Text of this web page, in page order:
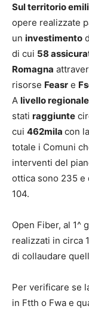
Sul territorio
opere realizzate
un investimento
di cui 58
Romagna
risorse Feasr e
A livello regionale
stati raggiunte
cui 462mila con
totale i Comuni
interventi del
ottica sono 235 e
104.
Open Fiber, al 1^
realizzati in circa
di collaudare
Per verificare se
in Ftth o Fwa e